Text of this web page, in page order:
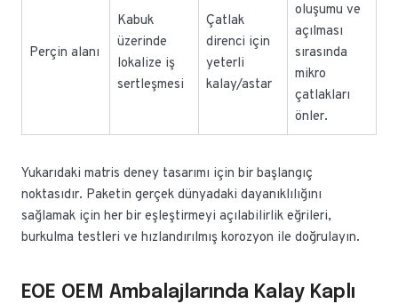
Perçin alanı
Kabuk
üzerinde
lokalize iş
sertleşmesi
Çatlak
direnci için
yeterli
kalay/astar
oluşumu ve
açılması
sırasında
mikro
çatlakları
önler.
Yukarıdaki matris deney tasarımı için bir başlangıç
noktasıdır. Paketin gerçek dünyadaki dayanıklılığını
sağlamak için her bir eşleştirmeyi açılabilirlik eğrileri,
burkulma testleri ve hızlandırılmış korozyon ile doğrulayın.
EOE OEM Ambalajlarında Kalay Kaplı